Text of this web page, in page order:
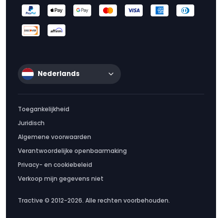
Nederlands
Toegankelijkheid
Juridisch
Algemene voorwaarden
Verantwoordelijke openbaarmaking
Privacy- en cookiebeleid
Verkoop mijn gegevens niet
Tractive © 2012-2026. Alle rechten voorbehouden.